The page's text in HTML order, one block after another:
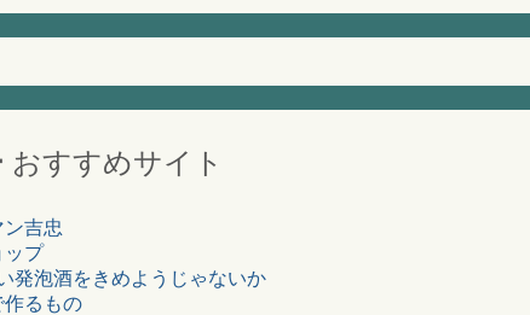
おすすめサイト
吉忠
ップ
発泡酒をきめようじゃないか
るもの